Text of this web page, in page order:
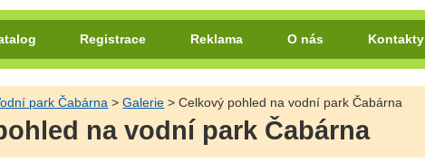
Registrace Reklama O nás Kontakty
park Čabárna >Galerie > Celkový pohled na vodní park Čabárna
na vodní park Čabárna